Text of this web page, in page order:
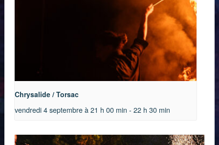
Chrysalide / Torsac
vendredi 4 septembre à 21 h 00 min - 22 h 30 min